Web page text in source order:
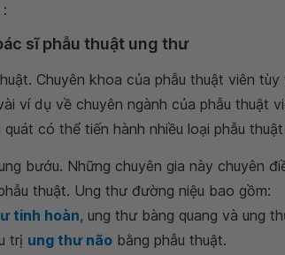
sĩ phẫu thuật ung thư
Chuyên khoa của phẫu thuật viên
ví dụ về chuyên ngành của phẫu thuật
có thể tiến hành nhiều loại phẫu
bướu. Những chuyên gia này chuyên
thuật. Ung thư đường niệu bao gồm:
tinh hoàn, ung thư bàng quang và ung
trị ung thư não bằng phẫu thuật.